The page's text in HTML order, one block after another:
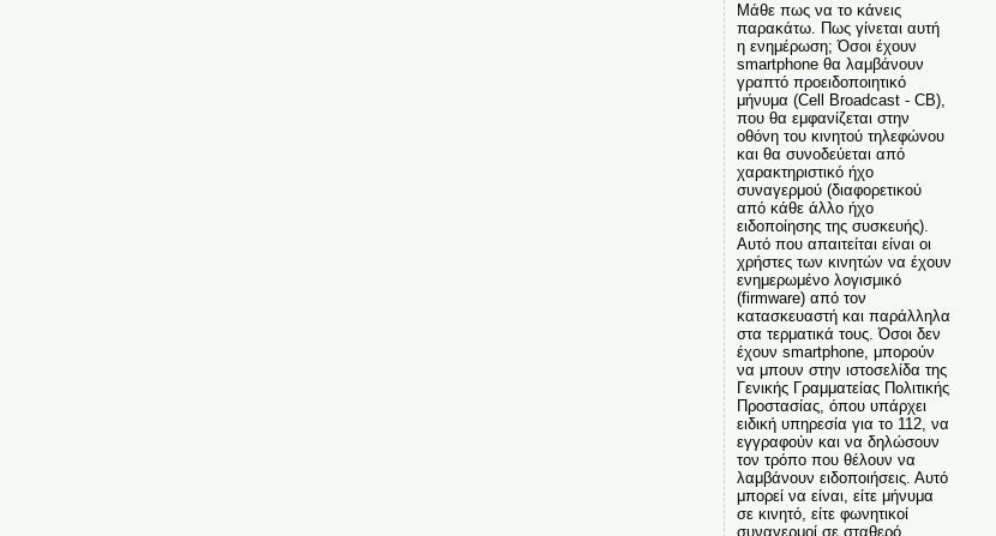
Μάθε πως να το κάνεις
παρακάτω. Πως γίνεται αυτή
η ενημέρωση; Όσοι έχουν
smartphone θα λαμβάνουν
γραπτό προειδοποιητικό
μήνυμα (Cell Broadcast - CB),
που θα εμφανίζεται στην
οθόνη του κινητού τηλεφώνου
και θα συνοδεύεται από
χαρακτηριστικό ήχο
συναγερμού (διαφορετικού
από κάθε άλλο ήχο
ειδοποίησης της συσκευής).
Αυτό που απαιτείται είναι οι
χρήστες των κινητών να έχουν
ενημερωμένο λογισμικό
(firmware) από τον
κατασκευαστή και παράλληλα
στα τερματικά τους. Όσοι δεν
έχουν smartphone, μπορούν
να μπουν στην ιστοσελίδα της
Γενικής Γραμματείας Πολιτικής
Προστασίας, όπου υπάρχει
ειδική υπηρεσία για το 112, να
εγγραφούν και να δηλώσουν
τον τρόπο που θέλουν να
λαμβάνουν ειδοποιήσεις. Αυτό
μπορεί να είναι, είτε μήνυμα
σε κινητό, είτε φωνητικοί
συναγερμοί σε σταθερό